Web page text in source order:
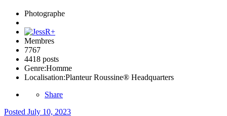
Photographe
Membres
7767
4418 posts
Genre:Homme
Localisation:Planteur Roussine® Headquarters
Share
Posted July 10, 2023